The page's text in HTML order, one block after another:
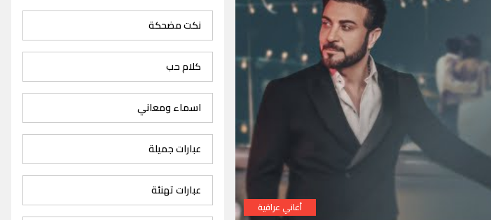
أغاني عراقية
نكت مضحكة
كلام حب
اسماء ومعاني
عبارات جميلة
عبارات تهنئة